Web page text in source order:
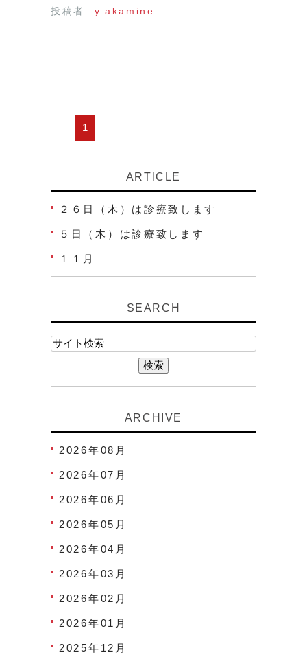
投稿者: y.akamine
1
ARTICLE
２６日（木）は診療致します
５日（木）は診療致します
１１月
SEARCH
ARCHIVE
2026年08月
2026年07月
2026年06月
2026年05月
2026年04月
2026年03月
2026年02月
2026年01月
2025年12月